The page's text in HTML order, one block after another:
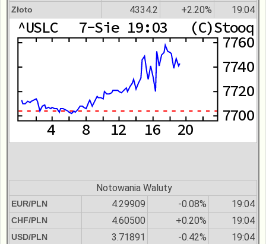
Złoto 4334.2 +2.20% 19:04
Notowania Waluty
EUR/PLN 4.29909 -0.08% 19:04
CHF/PLN 4.60500 +0.20% 19:04
USD/PLN 3.71891 -0.42% 19:04